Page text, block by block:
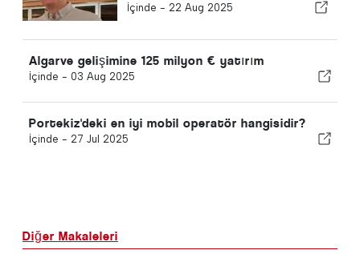
İçinde - 22 Aug 2025
Algarve gelişimine 125 milyon € yatırım
İçinde - 03 Aug 2025
Portekiz'deki en iyi mobil operatör hangisidir?
İçinde - 27 Jul 2025
Diğer Makaleleri